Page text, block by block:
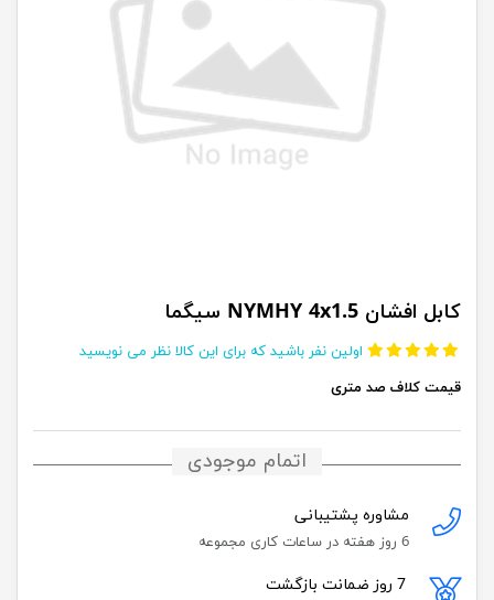
کابل افشان 5.NYMHY 4x1 سیگما
اولین نفر باشید که برای این کالا نظر می نویسید
قیمت کلاف صد متری
اتمام موجودی
مشاوره پشتیبانی
6 روز هفته در ساعات کاری مجموعه
7 روز ضمانت بازگشت